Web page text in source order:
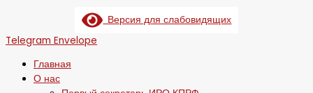
Версия для слабовидящих
Telegram Envelope
Главная
О нас